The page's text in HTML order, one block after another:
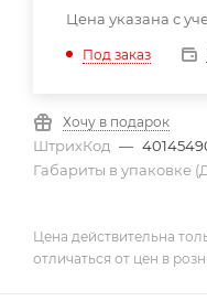
Цена указана с
Под заказ
Хочу в подарок
ШтрихКод —
Габариты в упаковке
Цена действительна
отличаться от цен в